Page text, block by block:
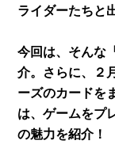
ライダーたちと
今回は、そんな
介。さらに、２
ーズのカードを
は、ゲームをプ
の魅力を紹介！